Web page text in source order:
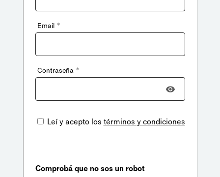
Email *
Contraseña *
Leí y acepto los términos y condiciones
Comprobá que no sos un robot